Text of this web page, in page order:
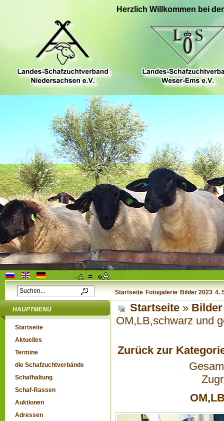
Herzlich Willkommen bei
Startseite Fotogalerie Bilder 2023 4.
HAUPTMENÜ
Startseite
Aktuelles
Termine
die Schafzuchtverbände
Schafhaltung
Schaf-Rassen
Auktionen
Adressen
Startseite » Bilder
OM,LB,schwarz und
Zurück zur